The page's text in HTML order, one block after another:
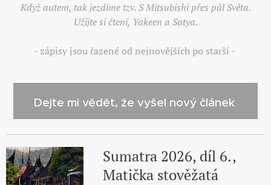
Když autem, tak jezdíme tzv. S Mitsubishi přes půl Světa.
Užijte si čtení, Yakeen a Satya.
- zápisy jsou řazené od nejnovějších po starší -
Dejte mi vědět, že vyšel nový článek
Sumatra 2026, díl 6.,
Matička stověžatá